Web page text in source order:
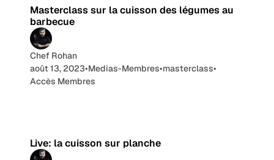
Masterclass sur la cuisson des légumes au
barbecue
Chef Rohan
août 13, 2023•Medias-Membres•masterclass•
Accès Membres
Live: la cuisson sur planche